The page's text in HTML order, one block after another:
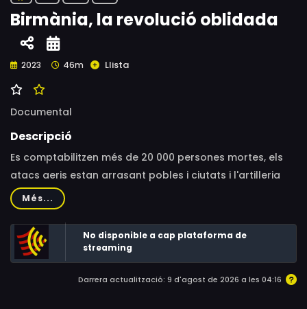
Birmània, la revolució oblidada
2023 46m Llista
Documental
Descripció
Es comptabilitzen més de 20 000 persones mortes, els
atacs aeris estan arrasant pobles i ciutats i l'artilleria
s'està acarnissant amb les posicions de la resistència
armada. No es tracta d'Ucraïna, sinó de la guerra civil
oblidada on milers de joves de vint anys estan
sacrificant la joventut i arriscant la vida per lluitar
contra un cop d'estat militar que ha destituït el govern
electe i els ha robat el que veien com el seu futur.
Més...
No disponible a cap plataforma de
streaming
Darrera actualització: 9 d'agost de 2026 a les 04:16